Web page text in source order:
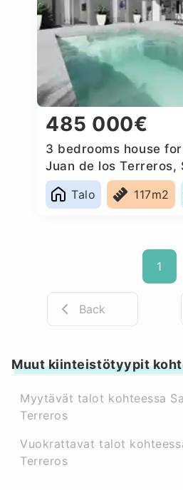
485 000€
3 bedrooms house
Juan de los Terreros,
Talo
117m2
1
Back
Muut kiinteistötyypit
Myytävät talot kohteessa
Terreros
Vuokrattavat talot
Terreros